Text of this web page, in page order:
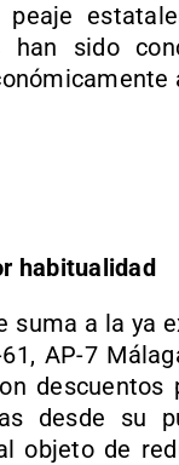
peaje
han sido
habitualidad
suma a la ya
AP-7
desde su
objeto de